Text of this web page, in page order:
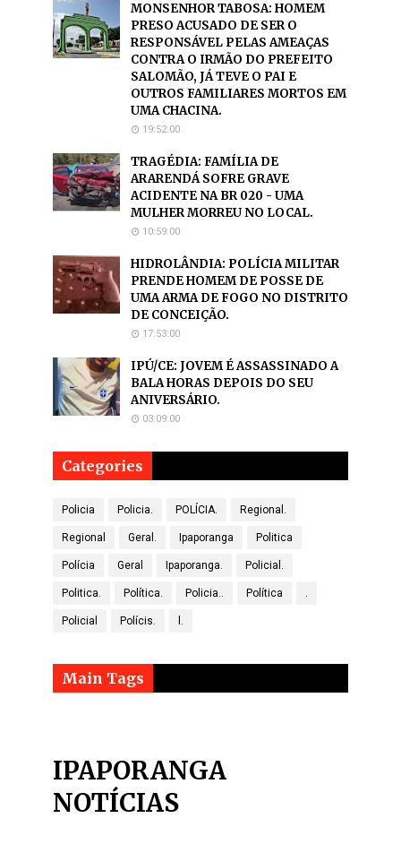
MONSENHOR TABOSA: HOMEM
PRESO ACUSADO DE SER O
RESPONSÁVEL PELAS AMEAÇAS
CONTRA O IRMÃO DO PREFEITO
SALOMÃO, JÁ TEVE O PAI E
OUTROS FAMILIARES MORTOS EM
UMA CHACINA.
19:52:00
TRAGÉDIA: FAMÍLIA DE
ARARENDÁ SOFRE GRAVE
ACIDENTE NA BR 020 - UMA
MULHER MORREU NO LOCAL.
10:59:00
HIDROLÂNDIA: POLÍCIA MILITAR
PRENDE HOMEM DE POSSE DE
UMA ARMA DE FOGO NO DISTRITO
DE CONCEIÇÃO.
17:53:00
IPÚ/CE: JOVEM É ASSASSINADO A
BALA HORAS DEPOIS DO SEU
ANIVERSÁRIO.
03:09:00
Categories
Policia Policia. POLÍCIA. Regional.
Regional Geral. Ipaporanga Politica
Polícia Geral Ipaporanga. Policial.
Politica. Política. Policia.. Política .
Policial Polícis. l.
Main Tags
IPAPORANGA
NOTÍCIAS